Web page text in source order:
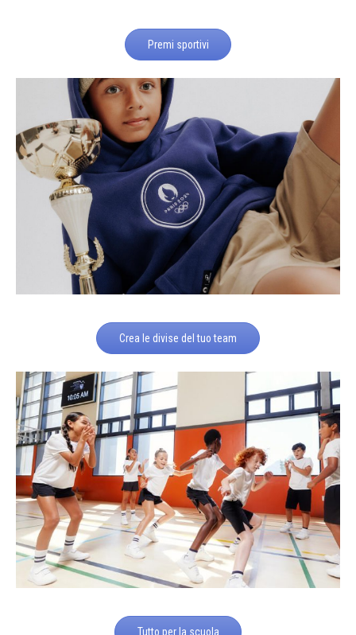
Premi sportivi
Crea le divise del tuo team
Tutto per la scuola